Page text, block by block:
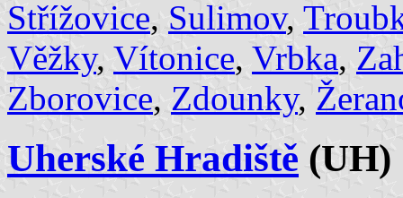
Střížovice, Sulimov,
Věžky, Vítonice, Vrbka,
Zborovice, Zdounky,
Uherské Hradiště (UH)